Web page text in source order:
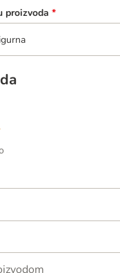
proizvoda *